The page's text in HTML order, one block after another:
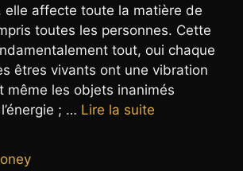
elle affecte toute la matière de
toutes les personnes. Cette
tout, oui chaque
êtres vivants ont une vibration
même les objets inanimés
; … Lire la suite